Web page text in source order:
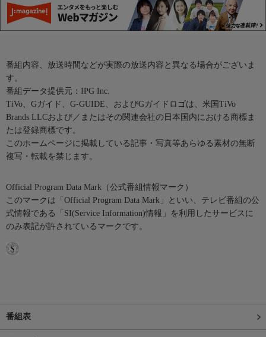
番組内容、放送時間などが実際の放送内容と異なる場合がございま
す。
番組データ提供元：IPG Inc.
TiVo、Gガイド、G-GUIDE、およびGガイドロゴは、米国TiVo
Brands LLCおよび／またはその関連会社の日本国内における商標ま
たは登録商標です。
このホームページに掲載している記事・写真等あらゆる素材の無断
複写・転載を禁じます。
Official Program Data Mark（公式番組情報マーク）
このマークは「Official Program Data Mark」といい、テレビ番組の公
式情報である「SI(Service Information)情報」を利用したサービスに
のみ表記が許されているマークです。
番組表